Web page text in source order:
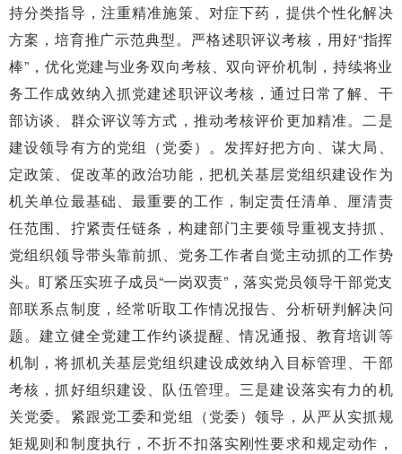
持分类指导，注重精准施策、对症下药，提供个性化解决
方案，培育推广示范典型。严格述职评议考核，用好“指挥
棒”，优化党建与业务双向考核、双向评价机制，持续将业
务工作成效纳入抓党建述职评议考核，通过日常了解、干
部访谈、群众评议等方式，推动考核评价更加精准。二是
建设领导有方的党组（党委）。发挥好把方向、谋大局、
定政策、促改革的政治功能，把机关基层党组织建设作为
机关单位最基础、最重要的工作，制定责任清单、厘清责
任范围、拧紧责任链条，构建部门主要领导重视支持抓、
党组织领导带头靠前抓、党务工作者自觉主动抓的工作势
头。盯紧压实班子成员“一岗双责”，落实党员领导干部党支
部联系点制度，经常听取工作情况报告、分析研判解决问
题。建立健全党建工作约谈提醒、情况通报、教育培训等
机制，将抓机关基层党组织建设成效纳入目标管理、干部
考核，抓好组织建设、队伍管理。三是建设落实有力的机
关党委。紧跟党工委和党组（党委）领导，从严从实抓规
矩规则和制度执行，不折不扣落实刚性要求和规定动作，